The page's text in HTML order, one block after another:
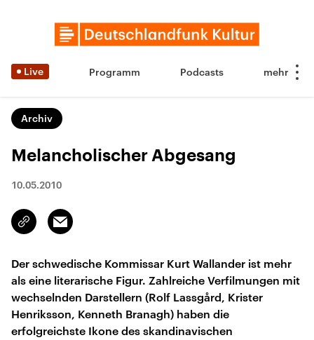
Live Programm Podcasts
Archiv
Melancholischer Abgesang
10.05.2010
Link
kopieren/teilen
Email
Der schwedische Kommissar Kurt Wallander ist mehr
als eine literarische Figur. Zahlreiche Verfilmungen mit
wechselnden Darstellern (Rolf Lassgård, Krister
Henriksson, Kenneth Branagh) haben die
erfolgreichste Ikone des skandinavischen